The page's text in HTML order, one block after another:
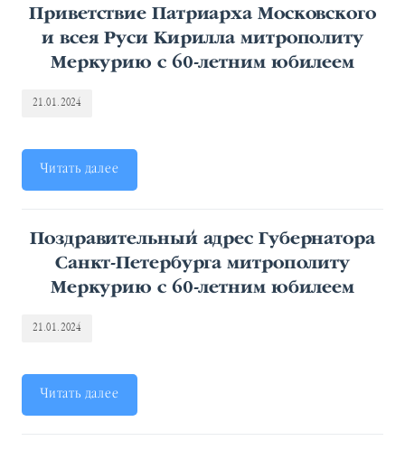
Приветствие Патриарха Московского
и всея Руси Кирилла митрополиту
Меркурию с 60-летним юбилеем
21.01.2024
Читать далее
Поздравительный адрес Губернатора
Санкт-Петербурга митрополиту
Меркурию с 60-летним юбилеем
21.01.2024
Читать далее